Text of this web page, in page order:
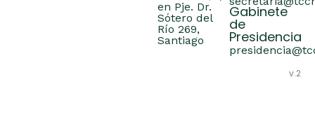
en Pje. Dr.
Sótero del
Río 269,
Santiago
Gabinete
de
Presidencia
v.2